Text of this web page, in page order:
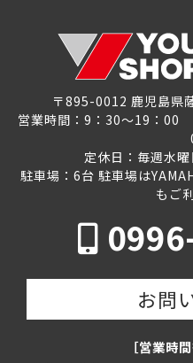
〒895-0012 鹿児島県
営業時間：9：30～19：00
定休日：毎週水
駐車場：6台 駐車場は
もご
お問
［営業時